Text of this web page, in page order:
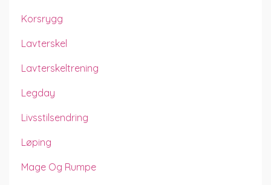
Korsrygg
Lavterskel
Lavterskeltrening
Legday
Livsstilsendring
Løping
Mage Og Rumpe